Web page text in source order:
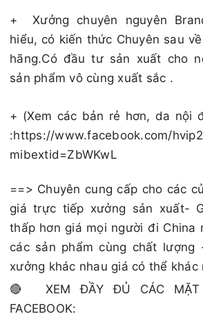
+Xưởng chuyên nguyên
hiểu, có kiến thức Chuyên sau
hãng.Có đầu tư sản xuất cho
sản phẩm vô cùng xuất sắc .
+ (Xem các bản rẻ hơn, da nội
:https://www.facebook.com/
mibextid=ZbWKwL
==> Chuyên cung cấp cho các
giá trực tiếp xưởng sản xuất-
thấp hơn giá mọi người đi China
các sản phẩm cùng chất
xưởng khác nhau giá có thể khác
🔴 XEM ĐẦY ĐỦ CÁC MẶT
FACEBOOK: